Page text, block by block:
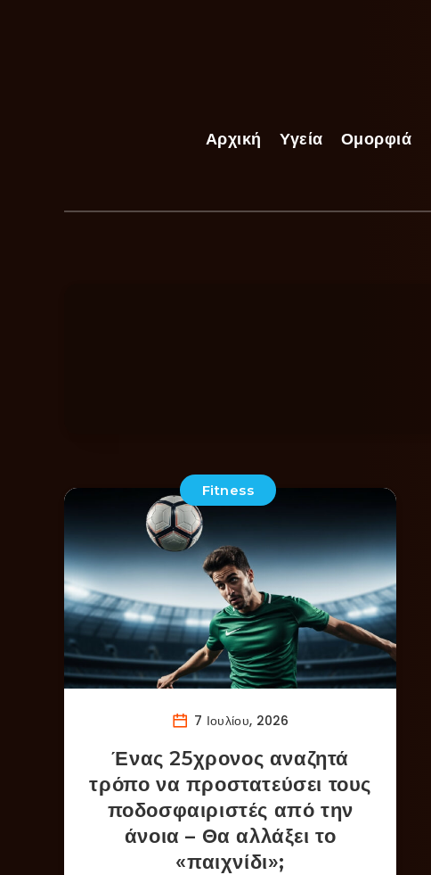
Αρχική Υγεία Ομορφιά
Fitness
7 Ιουλίου, 2026
Ένας 25χρονος αναζητά
τρόπο να προστατεύσει τους
ποδοσφαιριστές από την
άνοια – Θα αλλάξει το
«παιχνίδι»;